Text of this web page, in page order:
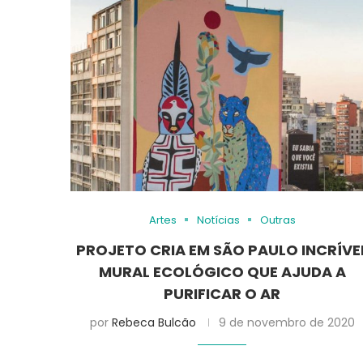
Artes Notícias Outras
PROJETO CRIA EM SÃO PAULO
MURAL ECOLÓGICO QUE AJUDA A
PURIFICAR O AR
por Rebeca Bulcão 9 de novembro de 2020